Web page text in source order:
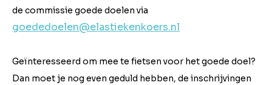
de commissie goede doelen via
goededoelen@elastiekenkoers.nl
Geïnteresseerd om mee te fietsen voor het goede doel?
Dan moet je nog even geduld hebben, de inschrijvingen